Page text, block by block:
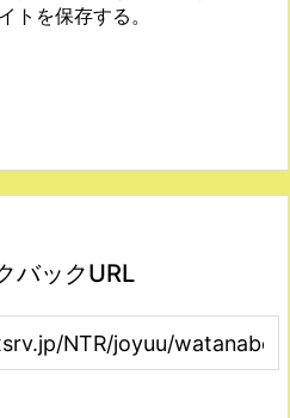
トを保存する。
バックURL